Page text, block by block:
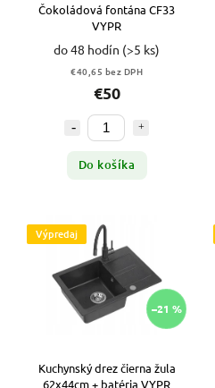
Čokoládová fontána CF33
VYPR
do 48 hodín (>5 ks)
€40,65 bez DPH
€50
Do košíka
Výpredaj
–21 %
Kuchynský drez čierna žula
62x44cm + batéria VYPR